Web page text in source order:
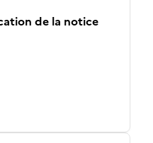
de la notice